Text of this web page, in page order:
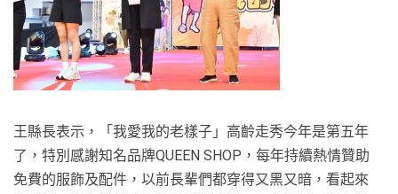
王縣長表示，「我愛我的老樣子」高齡走秀今年是第五年
了，特別感謝知名品牌QUEEN SHOP，每年持續熱情贊助
免費的服飾及配件，以前長輩們都穿得又黑又暗，看起來